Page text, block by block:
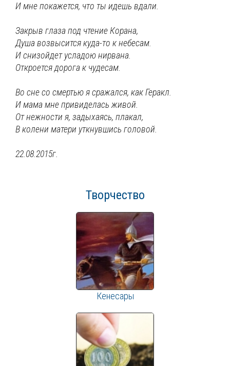
И мне покажется, что ты идешь вдали.
Закрыв глаза под чтение Корана,
Душа возвысится куда-то к небесам.
И снизойдет усладою нирвана.
Откроется дорога к чудесам.
Во сне со смертью я сражался, как Геракл.
И мама мне привиделась живой.
От нежности я, задыхаясь, плакал,
В колени матери уткнувшись головой.
22.08.2015г.
Творчество
Кенесары